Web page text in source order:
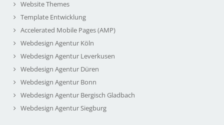
Website Themes
Template Entwicklung
Accelerated Mobile Pages (AMP)
Webdesign Agentur Köln
Webdesign Agentur Leverkusen
Webdesign Agentur Düren
Webdesign Agentur Bonn
Webdesign Agentur Bergisch Gladbach
Webdesign Agentur Siegburg